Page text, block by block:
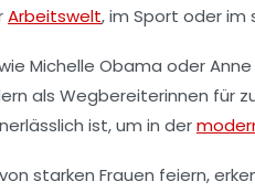
Arbeitswelt, im Sport oder im
Michelle Obama oderAnne
als Wegbereiterinnen für
ist, um in der
starken Frauen feiern,